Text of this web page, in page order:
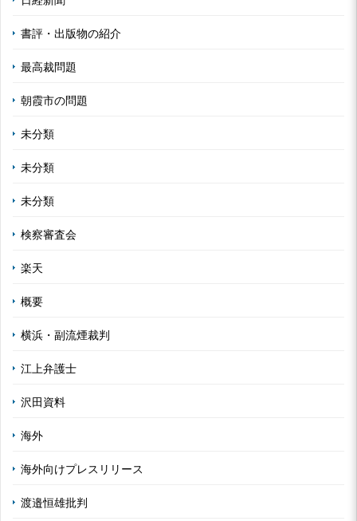
書評・出版物の紹介
最高裁問題
朝霞市の問題
未分類
未分類
未分類
検察審査会
楽天
概要
横浜・副流煙裁判
江上弁護士
沢田資料
海外
海外向けプレスリリース
渡邉恒雄批判